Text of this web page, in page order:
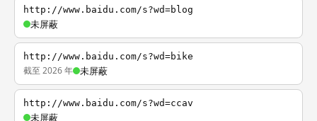
http://www.baidu.com/s?wd=blog
未屏蔽
http://www.baidu.com/s?wd=bike
截至 2026 年 未屏蔽
http://www.baidu.com/s?wd=ccav
未屏蔽